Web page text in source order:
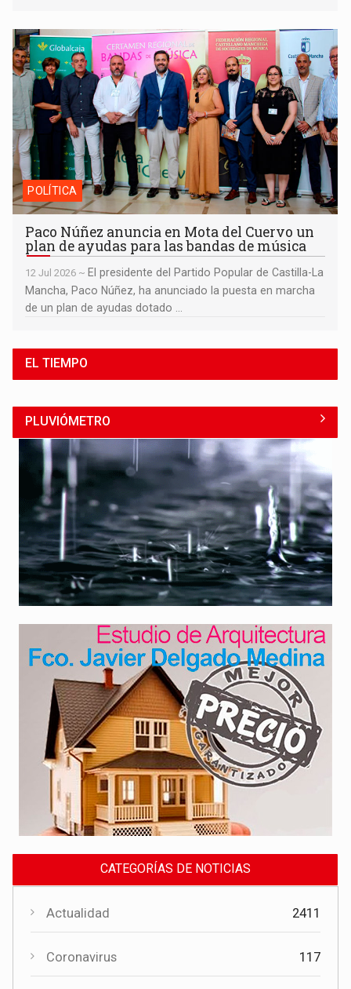
Paco Núñez anuncia en Mota del Cuervo un plan de ayudas
para las bandas de música
POLÍTICA
Paco Núñez anuncia en Mota del Cuervo un
plan de ayudas para las bandas de música
12 Jul 2026 ~ El presidente del Partido Popular de Castilla-La
Mancha, Paco Núñez, ha anunciado la puesta en marcha
de un plan de ayudas dotado ...
EL TIEMPO
PLUVIÓMETRO
CATEGORÍAS DE NOTICIAS
Actualidad 2411
Coronavirus 117